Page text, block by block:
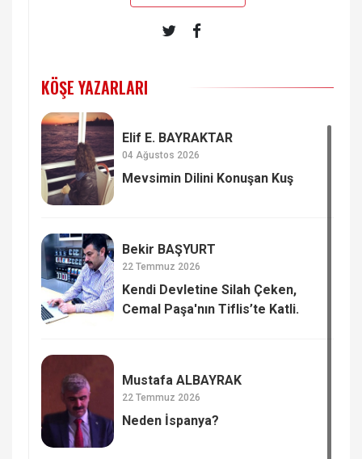
KÖŞE YAZARLARI
Elif E. BAYRAKTAR
04 Ağustos 2026
Mevsimin Dilini Konuşan Kuş
Bekir BAŞYURT
22 Temmuz 2026
Kendi Devletine Silah Çeken,
Cemal Paşa'nın Tiflis’te Katli.
Mustafa ALBAYRAK
22 Temmuz 2026
Neden İspanya?